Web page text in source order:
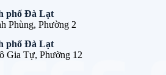
phố Đà Lạt
Phùng, Phường 2
phố Đà Lạt
Gia Tự, Phường 12